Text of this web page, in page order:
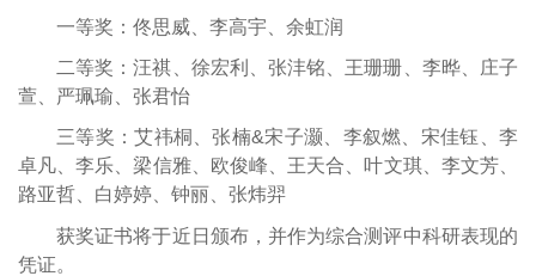
一等奖：佟思威、李高宇、余虹润
二等奖：汪祺、徐宏利、张沣铭、王珊珊、李晔、庄子
萱、严珮瑜、张君怡
三等奖：艾祎桐、张楠&宋子灏、李叙燃、宋佳钰、李
卓凡、李乐、梁信雅、欧俊峰、王天合、叶文琪、李文芳、
路亚哲、白婷婷、钟丽、张炜羿
获奖证书将于近日颁布，并作为综合测评中科研表现的
凭证。